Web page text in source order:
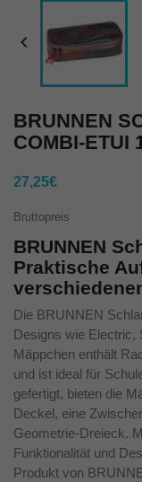

BRUNNEN
COMBI-ETUI
27,25€
Bruttopreis
BRUNNEN
Praktische
Die BRUNNEN
Designs wie Electric,
Mäppchen enthält
und ist ideal für
gefertigt, bieten die
Deckel, eine
Geometrie-Dreieck.
Funktionalität und
Produkt von